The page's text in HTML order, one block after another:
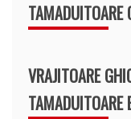
TAMADUITOARE
VRAJITOARE
TAMADUITOARE